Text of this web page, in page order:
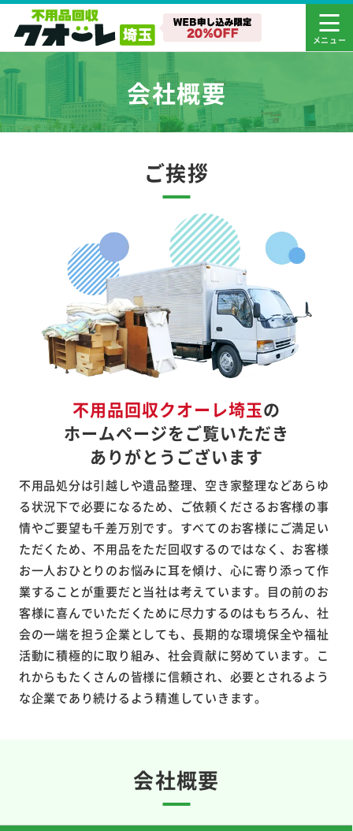
会社概要
ご挨拶
不用品回収クオーレ埼玉の
ホームページをご覧いただき
ありがとうございます
不用品処分は引越しや遺品整理、空き家整理などあらゆ
る状況下で必要になるため、ご依頼くださるお客様の事
情やご要望も千差万別です。すべてのお客様にご満足い
ただくため、不用品をただ回収するのではなく、お客様
お一人おひとりのお悩みに耳を傾け、心に寄り添って作
業することが重要だと当社は考えています。目の前のお
客様に喜んでいただくために尽力するのはもちろん、社
会の一端を担う企業としても、長期的な環境保全や福祉
活動に積極的に取り組み、社会貢献に努めています。こ
れからもたくさんの皆様に信頼され、必要とされるよう
な企業であり続けるよう精進していきます。
会社概要